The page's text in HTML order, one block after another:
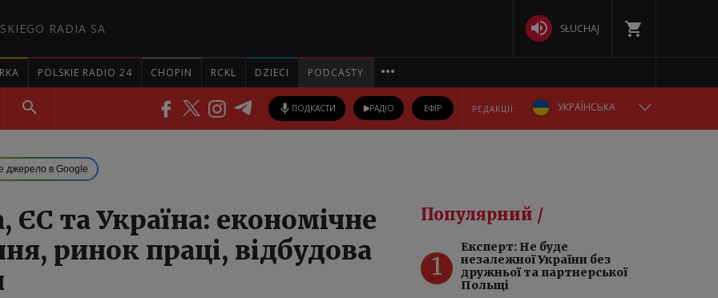
RADIA SA SŁUCHAJ
POLSKIE RADIO 24 CHOPIN RCKL DZIECI PODCASTY
ПОДКАСТИ РАДІО ЕФІР РЕДАКЦІЇ: УКРАЇНСЬКА
БЕЛАРУСКАЯ
джерело в Google
ЄС та Україна: економічне
ринок праці, відбудова
Популярний /
1
Експерт: Не буде
незалежної України без
дружньої та партнерської
Польщі